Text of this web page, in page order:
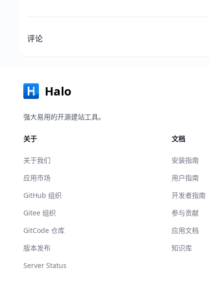
评论
Halo
强大易用的开源建站工具。
关于
关于我们
应用市场
GitHub 组织
Gitee 组织
GitCode 仓库
版本发布
Server Status
文档
安装指南
用户指南
开发者指南
参与贡献
应用文档
知识库